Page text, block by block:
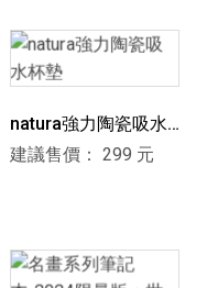
natura強力陶瓷吸水
杯墊
建議售價： 299 元